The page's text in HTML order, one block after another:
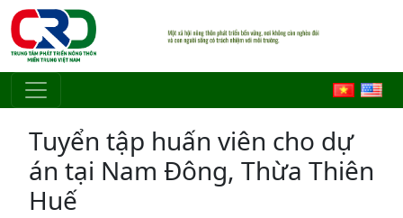
Skip to main content
Tuyển tập huấn viên cho dự
án tại Nam Đông, Thừa Thiên
Huế